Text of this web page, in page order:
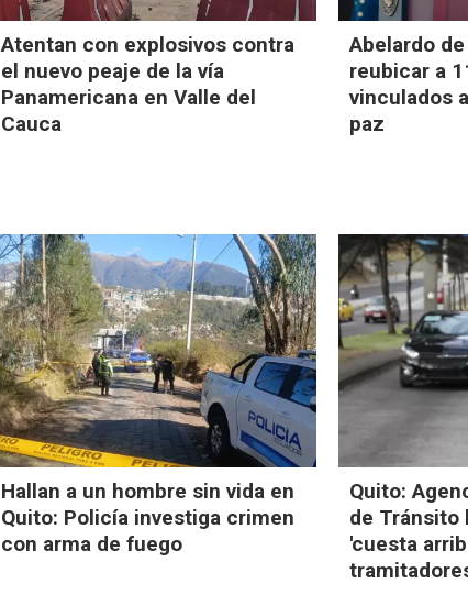
Atentan con explosivos contra
el nuevo peaje de la vía
Panamericana en Valle del
Cauca
Abelardo
reubicar a
vinculados
paz
Hallan a un hombre sin vida en
Quito: Policía investiga crimen
con arma de fuego
Quito:
de Tránsito
'cuesta